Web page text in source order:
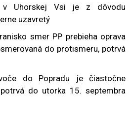
Uhorskej Vsi je z dôvodu
uzavretý
smer PP prebieha oprava
do protismeru, potrvá
do Popradu je čiastočne
do utorka 15. septembra